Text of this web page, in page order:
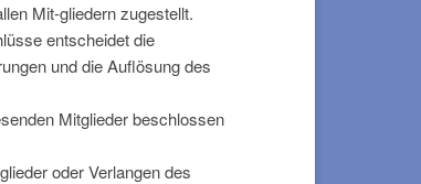
Mit-gliedern zugestellt.
entscheidet die
und die Auflösung des
Mitglieder beschlossen
oder Verlangen des